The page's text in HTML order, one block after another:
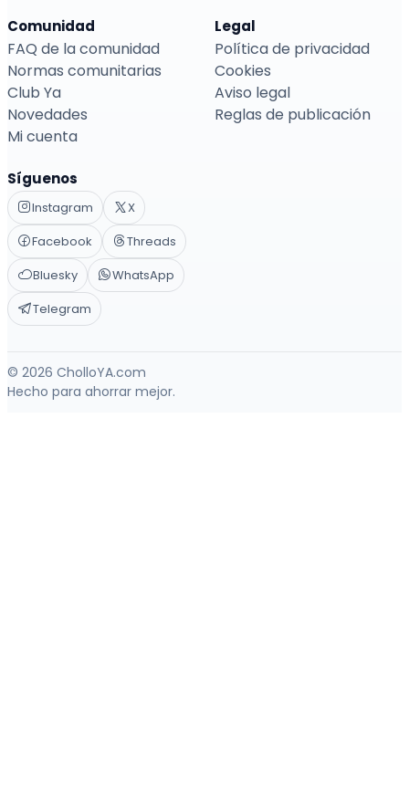
Comunidad
FAQ de la comunidad
Normas comunitarias
Club Ya
Novedades
Mi cuenta
Legal
Política de privacidad
Cookies
Aviso legal
Reglas de publicación
Síguenos
Instagram
X
Facebook
Threads
Bluesky
WhatsApp
Telegram
© 2026 CholloYA.com
Hecho para ahorrar mejor.